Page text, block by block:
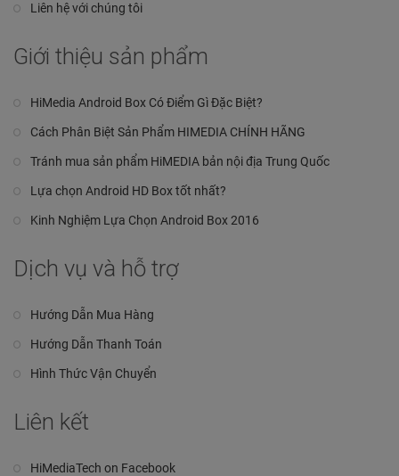
Liên hệ với chúng tôi
Giới thiệu sản phẩm
HiMedia Android Box Có Điểm Gì Đặc Biệt?
Cách Phân Biệt Sản Phẩm HIMEDIA CHÍNH HÃNG
Tránh mua sản phẩm HiMEDIA bản nội địa Trung Quốc
Lựa chọn Android HD Box tốt nhất?
Kinh Nghiệm Lựa Chọn Android Box 2016
Dịch vụ và hỗ trợ
Hướng Dẫn Mua Hàng
Hướng Dẫn Thanh Toán
Hình Thức Vận Chuyển
Liên kết
HiMediaTech on Facebook